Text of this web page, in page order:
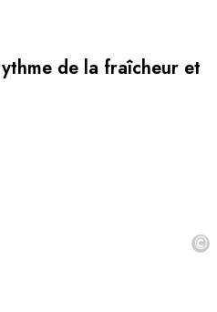
de la fraîcheur et
©